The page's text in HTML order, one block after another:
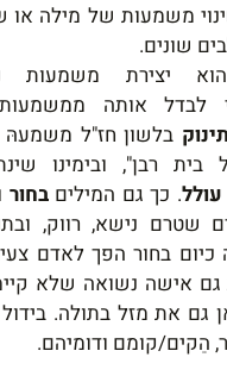
משמעות של מילה או
שונים.
יצירת משמעות
לבדל אותה
תינוק בלשון חז"ל משמעהּ
בית רבן", ובימינו
עולל. כך גם המילים בחור
שטרם נישא, רווק,
בחור הפך לאדם
גם אישה נשואה שלא
גם את מזל בתולה.
הֵקים/קומם ודומיהם.